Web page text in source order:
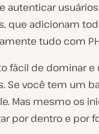
autenticar
que adicionam
tudo com
fácil de dominar e
Se você tem um
Mas mesmo os
por dentro e por